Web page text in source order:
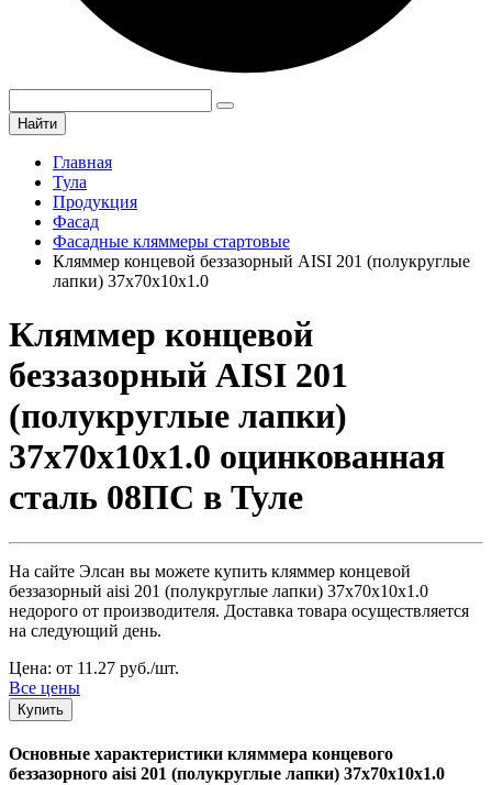
Найти
Главная
Тула
Продукция
Фасад
Фасадные кляммеры стартовые
Кляммер концевой беззазорный AISI 201 (полукруглые
лапки) 37х70х10х1.0
Кляммер концевой
беззазорный AISI 201
(полукруглые лапки)
37х70х10х1.0 оцинкованная
сталь 08ПС в Туле
На сайте Элсан вы можете купить кляммер концевой
беззазорный aisi 201 (полукруглые лапки) 37х70х10х1.0
недорого от производителя. Доставка товара осуществляется
на следующий день.
Цена: от 11.27 руб./шт.
Все цены
Купить
Основные характеристики кляммера концевого
беззазорного aisi 201 (полукруглые лапки) 37х70х10х1.0